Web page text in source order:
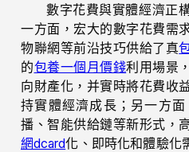
數字花費與實體經濟正
一方面，宏大的數字花費需
物聯網等前沿技巧供給了真
的包養一個月價錢利用場景
向財產化，并實時將花費收
持實體經濟成長；另一方
播、智能供給鏈等新形式，
網dcard化、即時化和體驗化